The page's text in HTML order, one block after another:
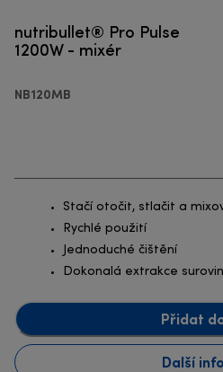
nutribullet® Pro Pulse
1200W - mixér
NB120MB
Stačí otočit, stlačit a
Rychlé použití
Jednoduché čištění
Dokonalá extrakce
Přidat
Další